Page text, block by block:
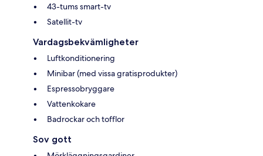
43-tums smart-tv
Satellit-tv
Vardagsbekvämligheter
Luftkonditionering
Minibar (med vissa gratisprodukter)
Espressobryggare
Vattenkokare
Badrockar och tofflor
Sov gott